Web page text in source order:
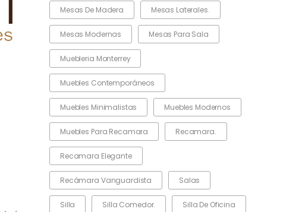
Mesas De Madera Mesas Laterales.
Mesas Modernas Mesas Para Sala
Muebleria Monterrey
Muebles Contemporáneos
Muebles Minimalistas Muebles Modernos
Muebles Para Recamara Recamara.
Recamara Elegante
Recámara Vanguardista Salas
Silla Silla Comedor. Silla De Oficina